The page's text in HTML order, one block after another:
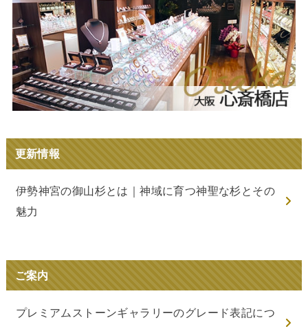
更新情報
伊勢神宮の御山杉とは｜神域に育つ神聖な杉とその
魅力
ご案内
プレミアムストーンギャラリーのグレード表記につ